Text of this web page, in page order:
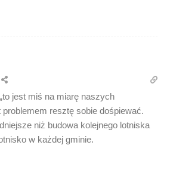
jest miś na miarę naszych
resztę sobie dośpiewać.
niż budowa kolejnego lotniska
w każdej gminie.